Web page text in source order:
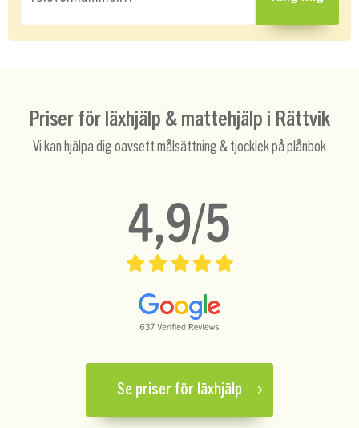
Priser för läxhjälp & mattehjälp i Rättvik
Vi kan hjälpa dig oavsett målsättning & tjocklek på plånbok
Se priser för läxhjälp